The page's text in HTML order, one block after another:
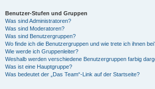
Benutzer-Stufen und Gruppen
Was sind Administratoren?
Was sind Moderatoren?
Was sind Benutzergruppen?
Wo finde ich die Benutzergruppen und wie trete ich ihnen
Wie werde ich Gruppenleiter?
Weshalb werden verschiedene Benutzergruppen farbig
Was ist eine Hauptgruppe?
Was bedeutet der „Das Team“-Link auf der Startseite?